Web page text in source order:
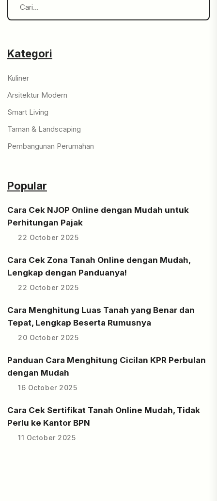
Kategori
Kuliner
Arsitektur Modern
Smart Living
Taman & Landscaping
Pembangunan Perumahan
Popular
Cara Cek NJOP Online dengan Mudah untuk
Perhitungan Pajak
22 October 2025
Cara Cek Zona Tanah Online dengan Mudah,
Lengkap dengan Panduanya!
22 October 2025
Cara Menghitung Luas Tanah yang Benar dan
Tepat, Lengkap Beserta Rumusnya
20 October 2025
Panduan Cara Menghitung Cicilan KPR Perbulan
dengan Mudah
16 October 2025
Cara Cek Sertifikat Tanah Online Mudah, Tidak
Perlu ke Kantor BPN
11 October 2025